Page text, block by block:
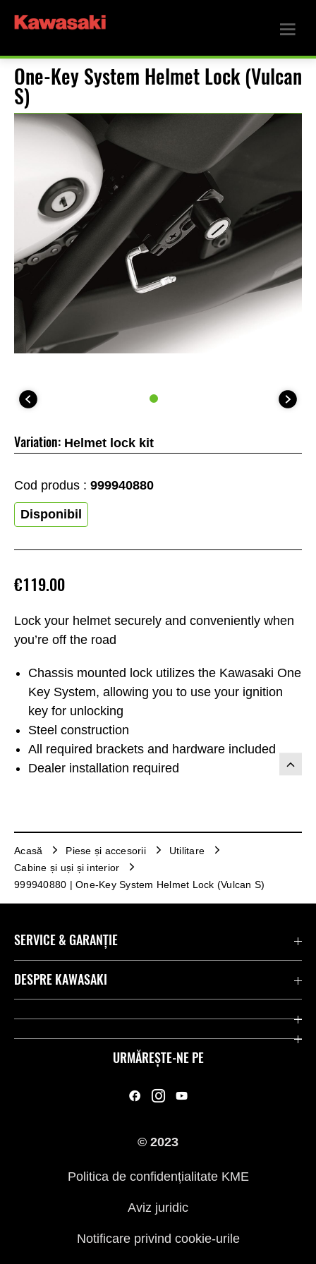
One-Key System Helmet Lock (Vulcan
S)
Lock your helmet securely and conveniently when
you’re off the road
Chassis mounted lock utilizes the Kawasaki One
Key System, allowing you to use your ignition
key for unlocking
Steel construction
All required brackets and hardware included
Dealer installation required
€119.00
Variation: Helmet lock kit
Cod produs : 999940880
Disponibil
Acasă Piese și accesorii
Utilitare
Cabine și uși și interior
999940880 | One-Key System Helmet Lock (Vulcan S)
URMĂREȘTE-NE PE
SERVICE & GARANȚIE
Contactează-ne
Link-uri utile
DESPRE KAWASAKI
Companie
© 2023
Politica de confidențialitate KME
Aviz juridic
Notificare privind cookie-urile